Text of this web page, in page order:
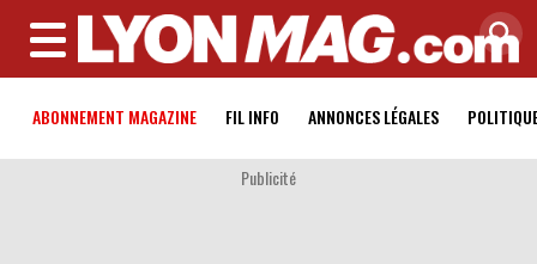
MENU
ABONNEMENT MAGAZINE FIL INFO ANNONCES LÉGALES
Publicité